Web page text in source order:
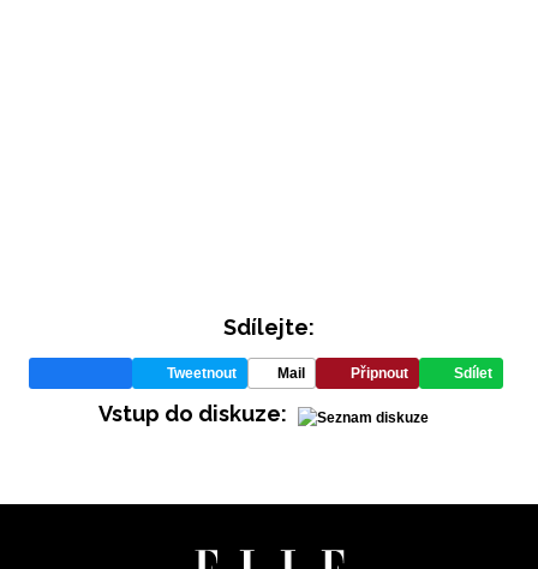
Sdílejte:
Tweetnout Mail Připnout Sdílet
Vstup do diskuze: